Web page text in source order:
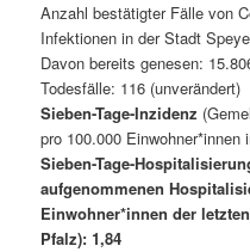
Anzahl bestätigter Fälle von
Infektionen in der Stadt
Davon bereits genesen:
Todesfälle: 116 (unverändert)
Sieben-Tage-Inzidenz
pro 100.000 Einwohner*innen
Sieben-Tage-
aufgenommenen
Einwohner*innen der
Pfalz): 1,84